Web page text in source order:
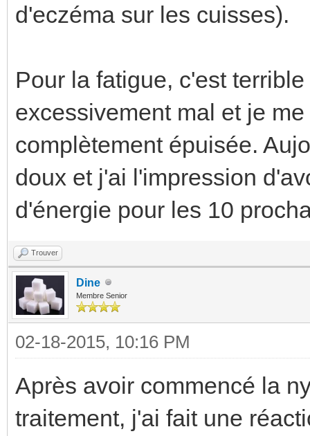
d'eczéma sur les cuisses).
Pour la fatigue, c'est
excessivement mal et je
complètement épuisée.
doux et j'ai l'impression
d'énergie pour les 10
Trouver
Dine
Membre Senior
02-18-2015, 10:16 PM
Après avoir commencé la
traitement, j'ai fait une